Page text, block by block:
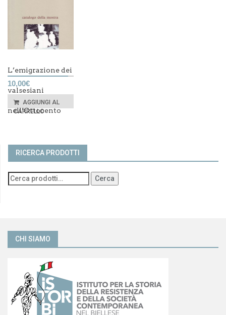
L’emigrazione dei
valsesiani
nell’Ottocento
10,00€
AGGIUNGI AL
CARRELLO
RICERCA PRODOTTI
Cerca
CHI SIAMO